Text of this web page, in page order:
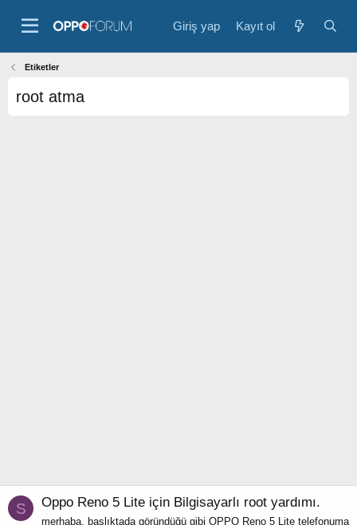
Giriş yap Kayıt ol
Etiketler
root atma
S Oppo Reno 5 Lite için Bilgisayarlı root yardımı.
merhaba, başlıktada göründüğü gibi OPPO Reno 5 Lite telefonuma